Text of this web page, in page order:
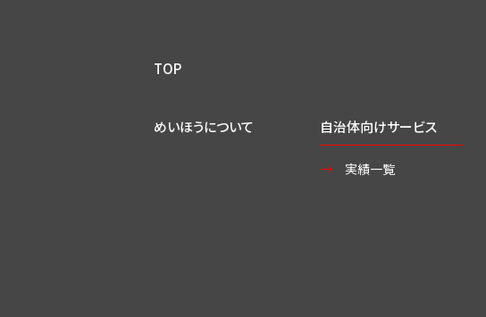
TOP
めいほうについて 自治体向けサービス
実績一覧